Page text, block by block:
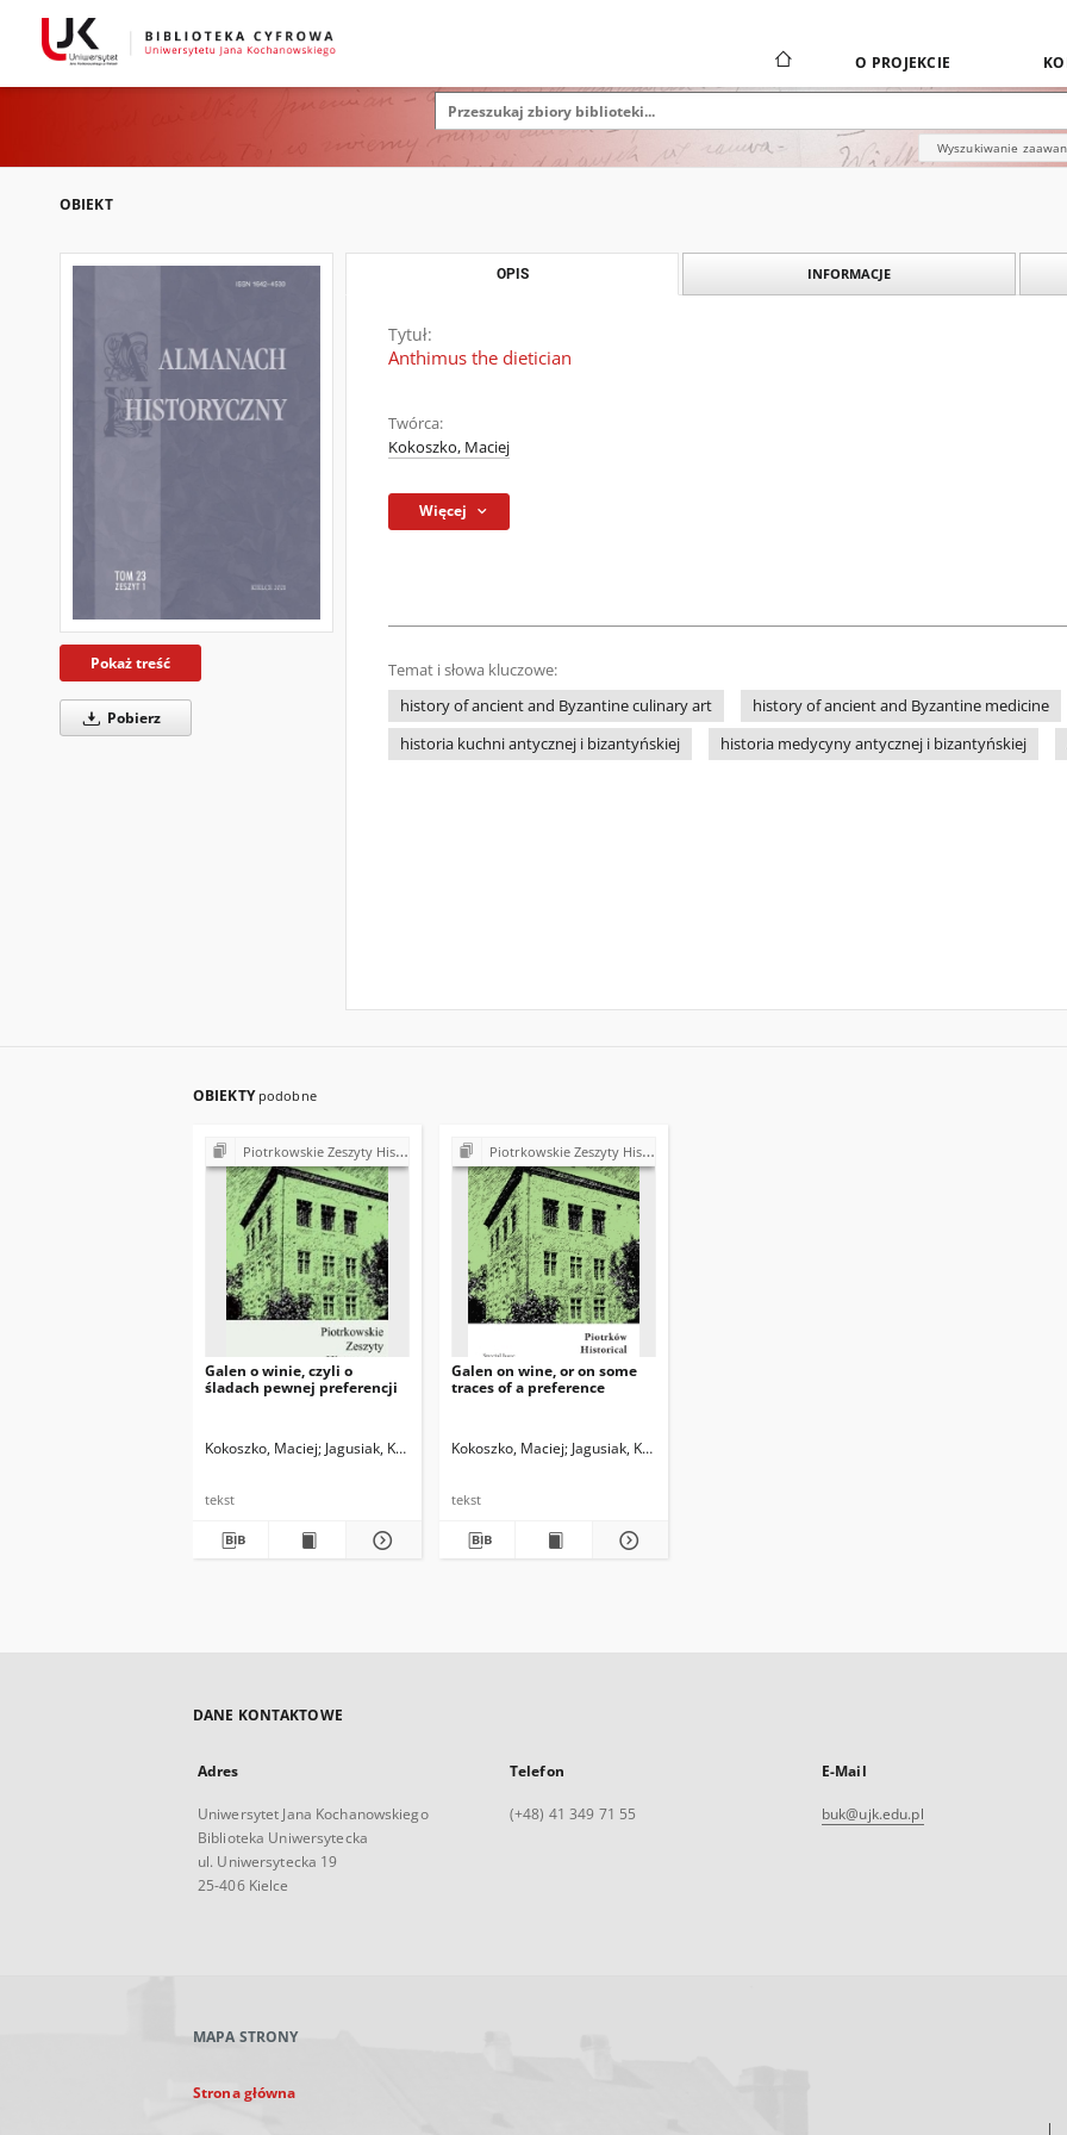
O PROJEKCIE
Wyszukiwanie
OBIEKT
Pokaż treść
Pobierz
OPIS INFORMACJE
Tytuł:
Anthimus the dietician
Twórca:
Kokoszko, Maciej
Więcej
Temat i słowa kluczowe:
history of ancient and Byzantine culinary art
history of ancient and Byzantine medicine
historia kuchni antycznej i bizantyńskiej
historia medycyny antycznej i bizantyńskiej
OBIEKTY podobne
Piotrkowskie Zeszyty Historyczne
Galen o winie, czyli o
śladach pewnej preferencji
Kokoszko, Maciej Jagusiak, Krzysztof
tekst
Piotrkowskie Zeszyty Historyczne
Galen on wine, or on some
traces of a preference
Kokoszko, Maciej Jagusiak, Krzysztof
tekst
DANE KONTAKTOWE
Adres
Uniwersytet Jana Kochanowskiego
Biblioteka Uniwersytecka
ul. Uniwersytecka 19
25-406 Kielce
Telefon
(+48) 41 349 71 55
E-Mail
buk@ujk.edu.pl
MAPA STRONY
Strona główna